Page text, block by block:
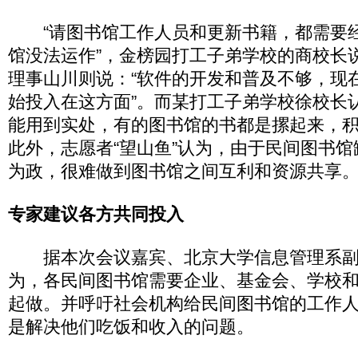
“请图书馆工作人员和更新书籍，都需要
馆没法运作”，金榜园打工子弟学校的商校长
理事山川则说：“软件的开发和普及不够，现
始投入在这方面”。而某打工子弟学校徐校长
能用到实处，有的图书馆的书都是摞起来，
此外，志愿者“望山鱼”认为，由于民间图书
为政，很难做到图书馆之间互利和资源共享
专家建议各方共同投入
据本次会议嘉宾、北京大学信息管理系
为，各民间图书馆需要企业、基金会、学校
起做。并呼吁社会机构给民间图书馆的工作
是解决他们吃饭和收入的问题。